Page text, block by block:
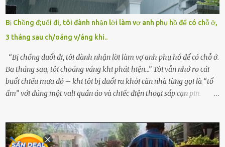
bỏ rơi. Trong khi ấy, con gái ruột của họ – Trần Lệ Mi – vẫn đang
mê man sau sinh, hoàn toàn không hay biết chuyện gì xảy ra.
Thiếu úy Nguyễn Thị Mai, một nữ cảnh sát công tác tại địa phương,
tình cờ chứng kiến giây phút bé bị đưa đi trong lặng lẽ. Nét mặt đỏ
hỏn, bàn tay bé xíu co quắp, ...
Bị Chồng đ;uổi đi, tôi đành nhận lời làm vợ anh phụ hồ để có chỗ ở,
3 tháng sau ch/oáng v/áng khi..
“Bị chồng đuổi đi, tôi đành nhận lời làm vợ anh phụ hồ để có chỗ ở.
Ba tháng sau, tôi choáng váng khi phát hiện…” Tôi vẫn nhớ rõ cái
buổi chiều mưa đó – khi tôi bị đuổi ra khỏi căn nhà từng gọi là “tổ
ấm” với đúng một vali quần áo và chiếc điện thoại sắp cạn pin.
cưới cô để có con. Không phải để nuôi một cái thân bất tài chỉ biết
khóc lóc,” anh ta gằn giọng, đẩy mạnh cánh cửa trước mặt tôi.